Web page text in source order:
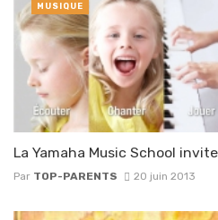
La Yamaha Music School
Par TOP-PARENTS 20 juin 2013
MUSIQUE